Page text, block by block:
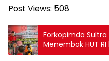
Post Views: 508
Forkopimda
Menembak HUT
Tembak Ade